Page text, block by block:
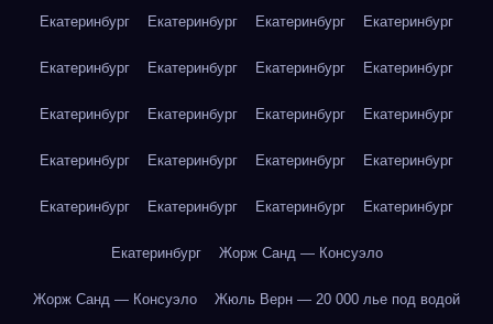
Екатеринбург Екатеринбург Екатеринбург Екатеринбург
Екатеринбург Екатеринбург Екатеринбург Екатеринбург
Екатеринбург Екатеринбург Екатеринбург Екатеринбург
Екатеринбург Екатеринбург Екатеринбург Екатеринбург
Екатеринбург Екатеринбург Екатеринбург Екатеринбург
Екатеринбург Жорж Санд — Консуэло
Жорж Санд — Консуэло Жюль Верн — 20 000 лье под водой